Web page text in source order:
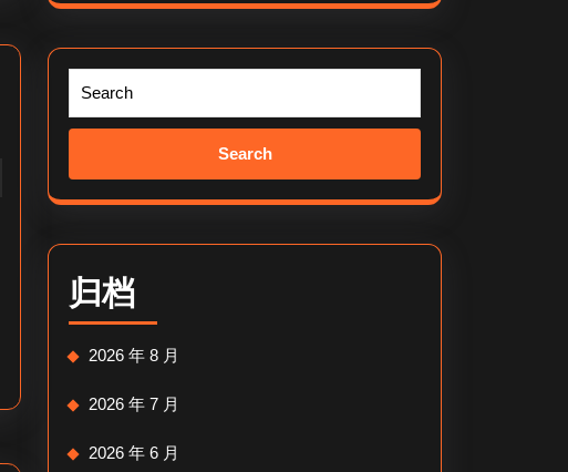
Search
归档
2026 年 8 月
2026 年 7 月
2026 年 6 月